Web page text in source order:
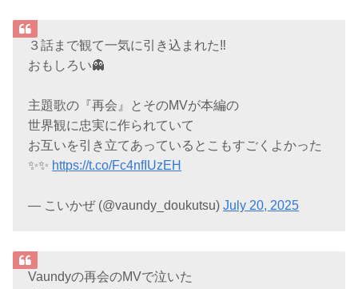
３話まで観て一気に引き込まれた‼︎
おもしろい👻
主題歌の『再会』とそのMVが本編の
世界観に忠実に作られていて
お互いを引き立てあっているとこもすごくよかった
✨✨ https://t.co/Fc4nfIUzEH
— こいかぜ (@vaundy_doukutsu)July 20, 2025
Vaundyの再会のMVで泣いた